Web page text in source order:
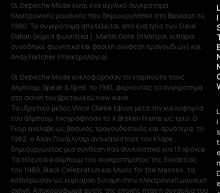
Οι Depeche Mode είναι ένα αγγλικό συγκρότημα
ηλεκτρονικής μουσικής που δημιουργήθηκε στο Basildon το
1980. Το συγκρότημα αποτελείται από ένα τρίο των Dave
Gahan (κύρια φωνητικά ), Martin Gore (πλήκτρα, κιθάρα,
συνοδηγοί φωνητικά και βασική σύνθεση τραγουδιών) και
Andy Fletcher (πληκτρολόγια).
Οι Depeche Mode κυκλοφόρησαν το ντεμπούτο τους
άλμπουμ, Speak & Spell, το 1981, φέρνοντας το συγκρότημα
στη σκηνή του βρετανικού new wave.
Το ιδρυτικό μέλος Vince Clarke έφυγε μετά την κυκλοφορία
του άλμπουμ. ηχογράφησαν το A Broken Frame ως τρίο. Ο
Γκορ ανέλαβε ως βασικός τραγουδοποιός και αργότερα, το
1982, ο Άλαν Γουάιλντερ αντικατέστησε τον Κλαρκ,
δημιουργώντας μια σύνθεση που συνεχίστηκε για 13 χρόνια.
Τα τελευταία άλμπουμ του συγκροτήματος της δεκαετίας
του 1980, Black Celebration και Music for the Masses, τα
καθιέρωσαν ως κυρίαρχη δύναμη στην ηλεκτρονική μουσική
σκηνή. Αποκορύφωμα αυτής της εποχής ήταν η συναυλία του
I
L
i
s
t
n